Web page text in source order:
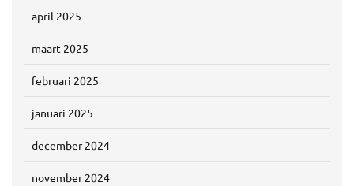
april 2025
maart 2025
februari 2025
januari 2025
december 2024
november 2024